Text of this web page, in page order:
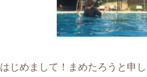
はじめまして！まめたろうと申